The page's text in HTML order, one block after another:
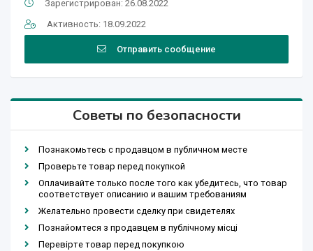
Зарегистрирован: 26.08.2022
Активность: 18.09.2022
Отправить сообщение
Советы по безопасности
Познакомьтесь с продавцом в публичном месте
Проверьте товар перед покупкой
Оплачивайте только после того как убедитесь, что товар
соответствует описанию и вашим требованиям
Желательно провести сделку при свидетелях
Познайомтеся з продавцем в публічному місці
Перевірте товар перед покупкою